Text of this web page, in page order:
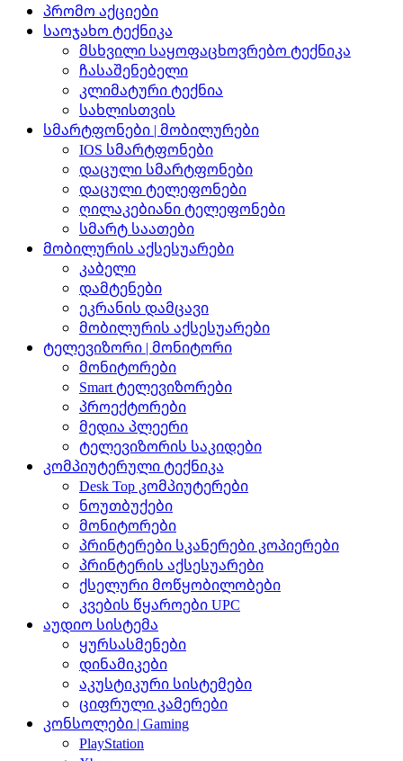
პრომო აქციები
საოჯახო ტექნიკა
მსხვილი საყოფაცხოვრებო ტექნიკა
ჩასაშენებელი
კლიმატური ტექნია
სახლისთვის
სმარტფონები | მობილურები
IOS სმარტფონები
დაცული სმარტფონები
დაცული ტელეფონები
ღილაკებიანი ტელეფონები
სმარტ საათები
მობილურის აქსესუარები
კაბელი
დამტენები
ეკრანის დამცავი
მობილურის აქსესუარები
ტელევიზორი | მონიტორი
მონიტორები
Smart ტელევიზორები
პროექტორები
მედია პლეერი
ტელევიზორის საკიდები
კომპიუტერული ტექნიკა
Desk Top კომპიუტერები
ნოუთბუქები
მონიტორები
პრინტერები სკანერები კოპიერები
პრინტერის აქსესუარები
ქსელური მოწყობილობები
კვების წყაროები UPC
აუდიო სისტემა
ყურსასმენები
დინამიკები
აკუსტიკური სისტემები
ციფრული კამერები
კონსოლები | Gaming
PlayStation